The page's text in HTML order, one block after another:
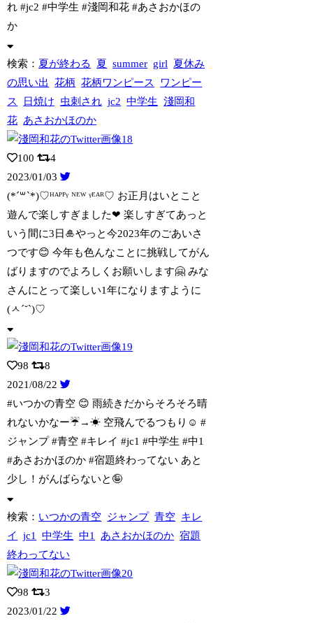
れ #jc2 #中学生 #淺岡和花 #あさおかほの
か
検索： 夏が終わる 夏 summer girl
夏休み
の思い出
花柄 花柄ワンピース
ワンピー
ス
日焼け 虫刺され jc2 中学生 淺岡和
花 あさおかほのか
100
4
2023/01/03
(*´꒳`*)♡ᴴᴬᴾᴾᵞ ᴺᴱᵂ ᵞᴱᴬᴿ♡ お正月はいとこと
遊んで楽しすぎま した❤ 楽しすぎてあっと
いう間に3日🎍やっと今2023年のごあいさ
つです😊 今年も色んなことに挑戦してがん
ばりますのでよろしくお願いします🤗 みな
さんにとって楽しい1年になりますように
(ㅅ´˘`)♡
98
8
2021/08/22
#いつかの青空 😊 雨続きだからそろそろ晴
れないかなー☔→☀ 空飛んでるつもり☺ ️ #
ジャンプ #青空 #キレイ #jc1 #中学生 #中1
#あさおかほのか #宿題終わってない あと
少し！がんばらないと🤪
検索： いつかの青空 ジャンプ 青空 キレ
イ
jc1 中学生 中1 あさおかほのか 宿題
終わってない
98
3
2023/01/22